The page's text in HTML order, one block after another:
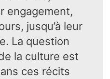
engagement,
jusqu’à leur
La question
la culture est
ces récits